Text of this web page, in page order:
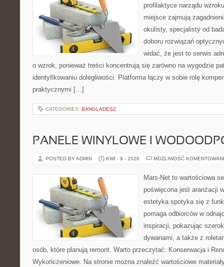
profilaktyce narządu
miejsce zajmują
okulisty, specjalisty od
doboru rozwiązań
widać, że jest to serwis
o wzrok, ponieważ treści koncentrują się zarówno na wygodzie
identyfikowaniu dolegliwości. Platforma łączy w sobie rolę
praktycznymi […]
CATEGORIES: BANGLADESZ
PANELE WINYLOWE I
POSTED BY ADMIN KWI - 9 - 2026 MOŻLIWOŚĆ
Mars-Net to wartościowa
poświęcona jest aranżacji
estetyka spotyka się z
pomaga odbiorców w
inspiracji, pokazując
dywanami, a także z
osób, które planują remont. Warto przeczytać: Konserwacja i
Wykończeniowe. Na stronie można znaleźć wartościowe